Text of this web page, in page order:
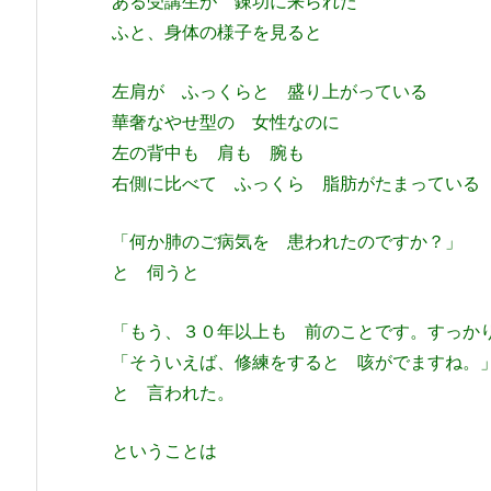
ふと、身体の様子を見ると
左肩が ふっくらと 盛り上がっている
華奢なやせ型の 女性なのに
左の背中も 肩も 腕も
右側に比べて ふっくら 脂肪がたまっている
「何か肺のご病気を 患われたのですか？」
と 伺うと
「もう、３０年以上も 前のことです。すっ
「そういえば、修練をすると 咳がでますね。」
と 言われた。
ということは